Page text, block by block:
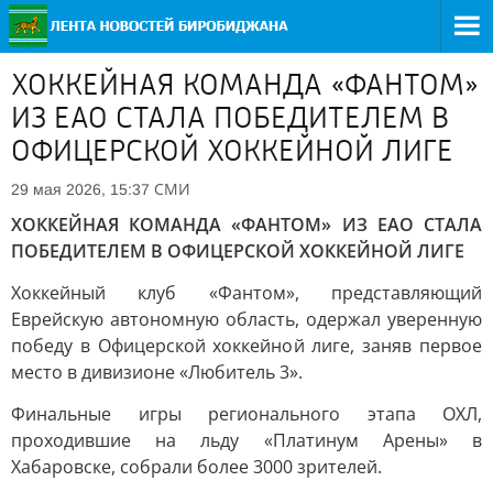
ХОККЕЙНАЯ КОМАНДА «ФАНТОМ»
ИЗ ЕАО СТАЛА ПОБЕДИТЕЛЕМ В
ОФИЦЕРСКОЙ ХОККЕЙНОЙ ЛИГЕ
29 мая 2026, 15:37 СМИ
ХОККЕЙНАЯ КОМАНДА «ФАНТОМ» ИЗ ЕАО СТАЛА
ПОБЕДИТЕЛЕМ В ОФИЦЕРСКОЙ ХОККЕЙНОЙ ЛИГЕ
Хоккейный клуб «Фантом», представляющий
Еврейскую автономную область, одержал уверенную
победу в Офицерской хоккейной лиге, заняв первое
место в дивизионе «Любитель 3».
Финальные игры регионального этапа ОХЛ,
проходившие на льду «Платинум Арены» в
Хабаровске, собрали более 3000 зрителей.